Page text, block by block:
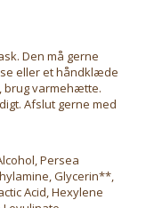
Den må gerne
eller et håndklæde
brug varmehætte.
Afslut gerne med
Persea
Glycerin**,
Acid, Hexylene